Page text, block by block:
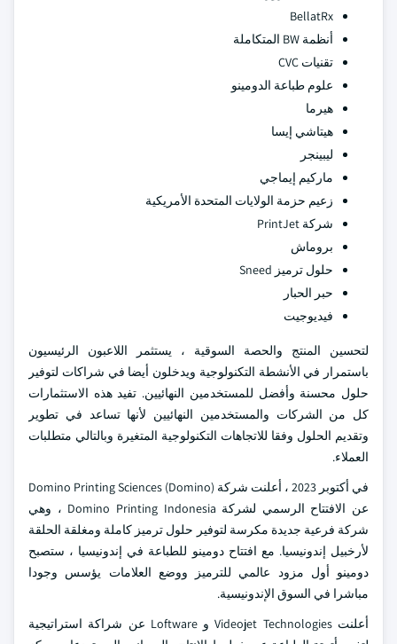
BellatRx
أنظمة BW المتكاملة
تقنيات CVC
علوم طباعة الدومينو
هيرما
هيتاشي إيسا
ليبينجر
ماركيم إيماجي
زعيم حزمة الولايات المتحدة الأمريكية
شركة PrintJet
بروماش
حلول ترميز Sneed
حبر الحبار
فيديوجيت
لتحسين المنتج والحصة السوقية ، يستثمر اللاعبون الرئيسيون
باستمرار في الأنشطة التكنولوجية ويدخلون أيضا في شراكات لتوفير
حلول محسنة وأفضل للمستخدمين النهائيين. تفيد هذه الاستثمارات
كل من الشركات والمستخدمين النهائيين لأنها تساعد في تطوير
وتقديم الحلول وفقا للاتجاهات التكنولوجية المتغيرة وبالتالي متطلبات
العملاء.
في أكتوبر 2023 ، أعلنت شركة Domino Printing Sciences (Domino)
عن الافتتاح الرسمي لشركة Domino Printing Indonesia ، وهي
شركة فرعية جديدة مكرسة لتوفير حلول ترميز كاملة ومغلقة الحلقة
لأرخبيل إندونيسيا. مع افتتاح دومينو للطباعة في إندونيسيا ، ستصبح
دومينو أول مزود عالمي للترميز ووضع العلامات يؤسس وجودا
مباشرا في السوق الإندونيسية.
أعلنت Videojet Technologies و Loftware عن شراكة استراتيجية